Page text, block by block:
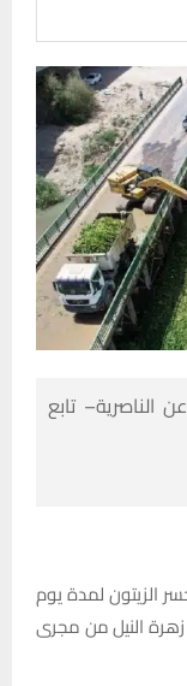
الناصرية– تابع
الزيتون لمدة يوم
زهرة النيل من مجرى